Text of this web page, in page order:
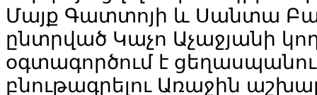
Մայք Գատտոյի և Սանտա
ընտրված Կաչո Աչաջյանի
օգտագործում է
բնութագրելու Առաջին